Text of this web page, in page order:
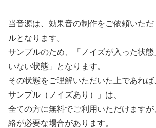
当音源は、効果音の制作をご依頼いた
ルとなります。
サンプルのため、「ノイズが入った状
いない状態」となります。
その状態をご理解いただいた上であれ
サンプル（ノイズあり）」は、
全ての方に無料でご利用いただけます
絡が必要な場合があります。